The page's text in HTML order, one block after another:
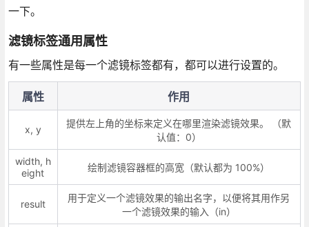
一下。
滤镜标签通用属性
有一些属性是每一个滤镜标签都有，都可以进行设置的。
属性 作用
x, y
提供左上角的坐标来定义在哪里渲染滤镜效果。 （默
认值：0）
width, h
eight
绘制滤镜容器框的高宽（默认都为 100%）
result
用于定义一个滤镜效果的输出名字，以便将其用作另
一个滤镜效果的输入（in）